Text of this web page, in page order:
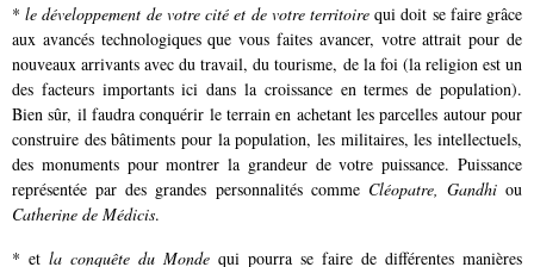
*le développement de votre cité et de votre territoirequi doit se faire grâce
aux avancés technologiques que vous faites avancer, votre attrait pour de
nouveaux arrivants avec du travail, du tourisme, de la foi (la religion est un
des facteurs importants ici dans la croissance en termes de population).
Bien sûr, il faudra conquérir le terrain en achetant les parcelles autour pour
construire des bâtiments pour la population, les militaires, les intellectuels,
des monuments pour montrer la grandeur de votre puissance. Puissance
représentée par des grandes personnalités comme Cléopatre, Gandhiou
Catherine de Médicis.
* et la conquête du Monde qui pourra se faire de différentes manières